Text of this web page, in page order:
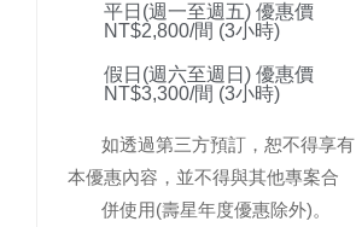
平日(週一至週五) 優惠價
NT$2,800/間 (3小時)
假日(週六至週日) 優惠價
NT$3,300/間 (3小時)
如透過第三方預訂，恕不得享有
本優惠內容，並不得與其他專案合
併使用(壽星年度優惠除外)。